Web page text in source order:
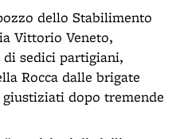
dello Stabilimento
Vittorio Veneto,
sedici partigiani,
Rocca dalle brigate
dopo tremende